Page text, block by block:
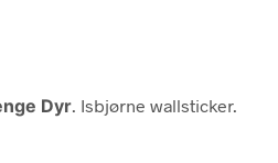
Dyr . Isbjørne wallsticker.